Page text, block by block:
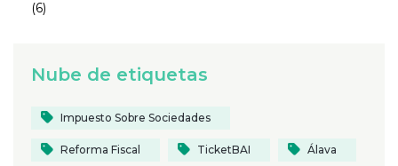
(6)
Nube de etiquetas
Impuesto Sobre Sociedades
Reforma Fiscal TicketBAI Álava